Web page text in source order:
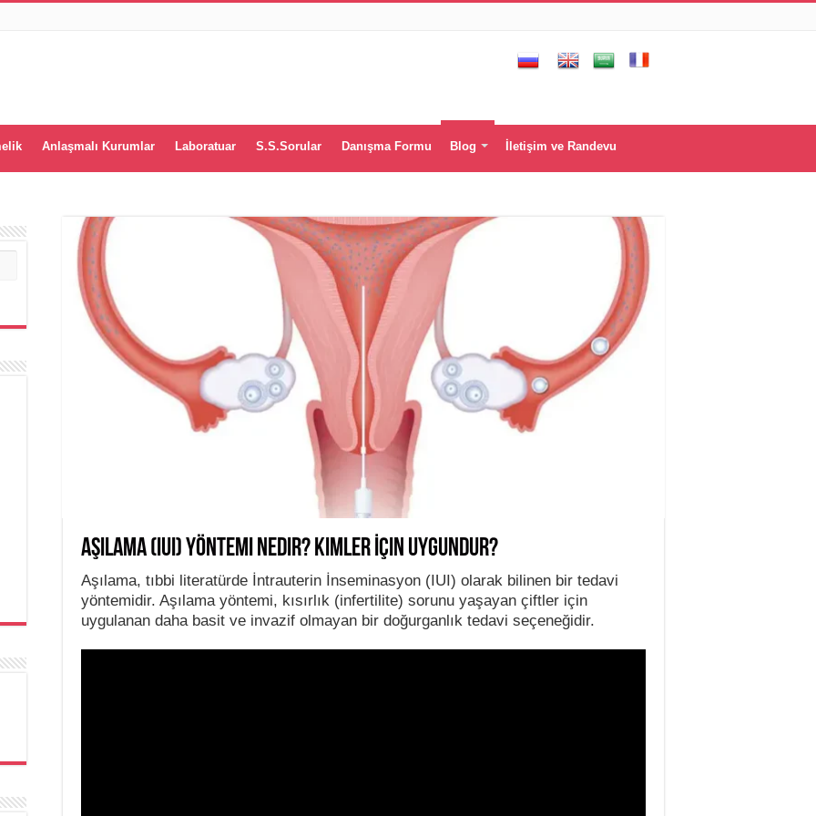
Anlaşmalı Kurumlar Laboratuar S.S.Sorular Danışma Formu Blog İletişim ve Randevu
Aşılama (IUI) Yöntemi Nedir? Kimler İçin Uygundur?
Aşılama, tıbbi literatürde İntrauterin İnseminasyon (IUI) olarak bilinen bir tedavi
yöntemidir. Aşılama yöntemi, kısırlık (infertilite) sorunu yaşayan çiftler için
uygulanan daha basit ve invazif olmayan bir doğurganlık tedavi seçeneğidir.